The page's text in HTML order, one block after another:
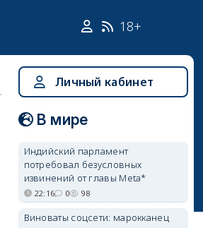
18+
Личный кабинет
В мире
Индийский парламент
потребовал безусловных
извинений от главы Meta*
22:16 0 98
Виноваты соцсети: марокканец